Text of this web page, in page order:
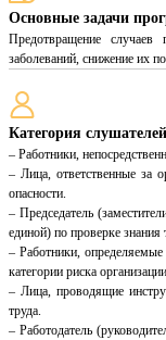
Основные задачи
Предотвращение случаев
заболеваний, снижение их
Категория
– Работники,
– Лица, ответственные за
опасности.
– Председатель
единой) по проверке знания
– Работники, определяемые
категории риска
– Лица, проводящие
труда.
– Работодатель